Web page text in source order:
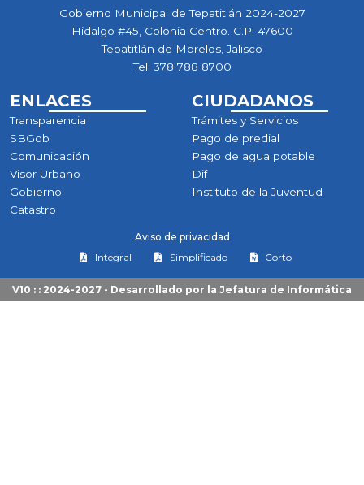
Gobierno Municipal de Tepatitlán 2024-2027
Hidalgo #45, Colonia Centro. C.P. 47600
Tepatitlán de Morelos, Jalisco
Tel: 378 788 8700
ENLACES
Transparencia
SBGob
Comunicación
Visor Urbano
Gobierno
Catastro
CIUDADANOS
Trámites y Servicios
Pago de predial
Pago de agua potable
Dif
Instituto de la Juventud
Aviso de privacidad
Integral
Simplificado Corto
V10 : : 2024-2027 - Desarrollado por la Jefatura de Informática